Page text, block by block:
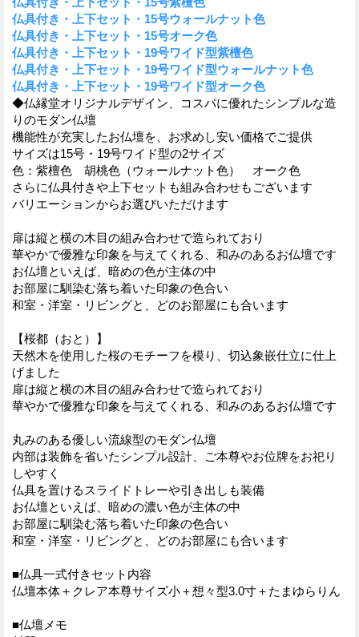
仏具付き・上下セット・15号ウォールナット色
仏具付き・上下セット・15号オーク色
仏具付き・上下セット・19号ワイド型紫檀色
仏具付き・上下セット・19号ワイド型ウォールナット色
仏具付き・上下セット・19号ワイド型オーク色
◆仏縁堂オリジナルデザイン、コスパに優れたシンプルな造
りのモダン仏壇
機能性が充実したお仏壇を、お求めし安い価格でご提供
サイズは15号・19号ワイド型の2サイズ
色：紫檀色 胡桃色（ウォールナット色） オーク色
さらに仏具付きや上下セットも組み合わせもございます
バリエーションからお選びいただけます
扉は縦と横の木目の組み合わせで造られており
華やかで優雅な印象を与えてくれる、和みのあるお仏壇です
お仏壇といえば、暗めの色が主体の中
お部屋に馴染む落ち着いた印象の色合い
和室・洋室・リビングと、どのお部屋にも合います
【桜都（おと）】
天然木を使用した桜のモチーフを模り、切込象嵌仕立に仕上
げました
扉は縦と横の木目の組み合わせで造られており
華やかで優雅な印象を与えてくれる、和みのあるお仏壇です
丸みのある優しい流線型のモダン仏壇
内部は装飾を省いたシンプル設計、ご本尊やお位牌をお祀り
しやすく
仏具を置けるスライドトレーや引き出しも装備
お仏壇といえば、暗めの濃い色が主体の中
お部屋に馴染む落ち着いた印象の色合い
和室・洋室・リビングと、どのお部屋にも合います
■仏具一式付きセット内容
仏壇本体＋クレア本尊サイズ小＋想々型3.0寸＋たまゆらりん
■仏壇メモ